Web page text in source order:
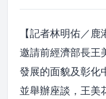
【記者林明佑／
邀請前經濟部長王
發展的面貌及彰化
並舉辦座談，王美